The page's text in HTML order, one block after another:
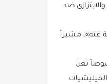
ضد
عنه»، مشيراً
تعز،